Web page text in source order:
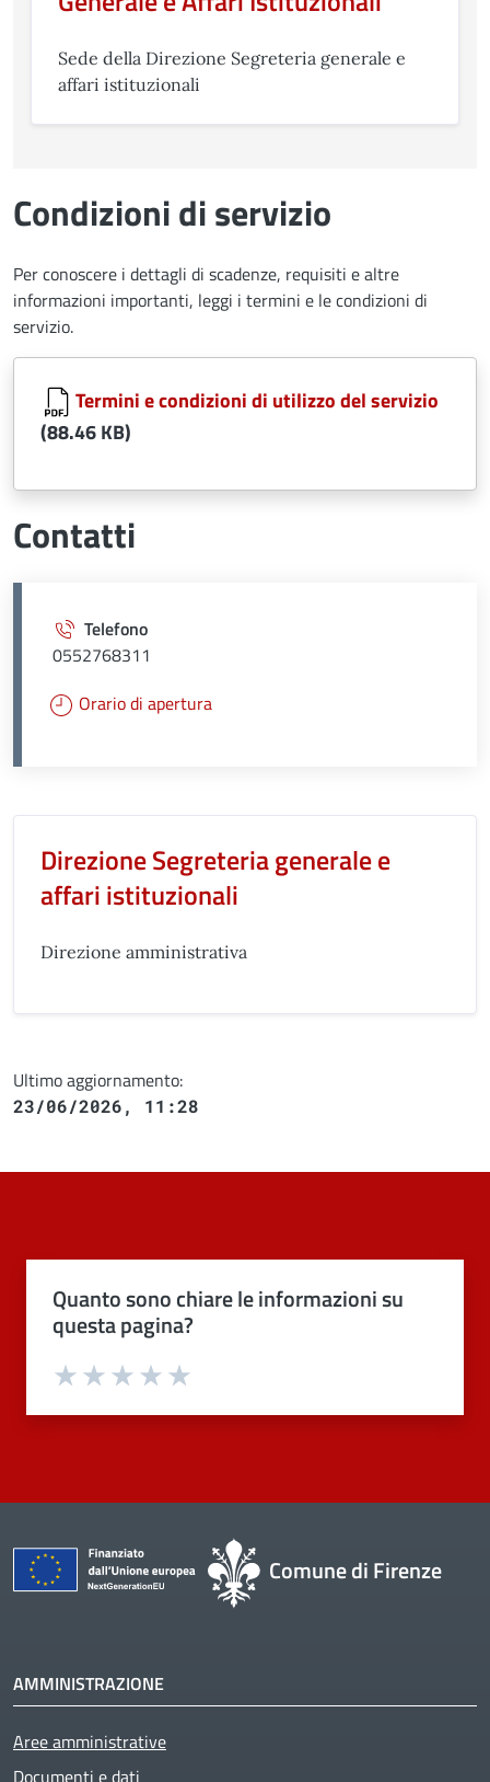
Sede della Direzione Segreteria generale e
affari istituzionali
Condizioni di servizio
Per conoscere i dettagli di scadenze, requisiti e altre
informazioni importanti, leggi i termini e le condizioni di
servizio.
Document
Termini e condizioni di utilizzo del servizio
(88.46 KB)
Contatti
Telefono
0552768311
Orario di apertura
Direzione Segreteria generale e
affari istituzionali
Direzione amministrativa
Ultimo aggiornamento:
23/06/2026, 11:28
Quanto sono chiare le informazioni su
questa pagina?
Valuta 4 stelle su 5
Valuta 3 stelle su 5
Valuta 2 stelle su 5
Valuta 1 stelle su 5
Comune di Firenze
AMMINISTRAZIONE
Aree amministrative